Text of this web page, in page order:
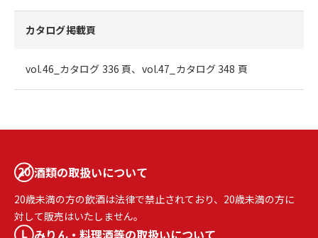
カタログ掲載頁
vol.46_カタログ 336 頁、vol.47_カタログ 348 頁
酒類の取扱いについて
20歳未満の方の飲酒は法律で禁止されており、20歳未満の方に
対して販売はいたしません。
みりん・料理酒等の取扱いについて